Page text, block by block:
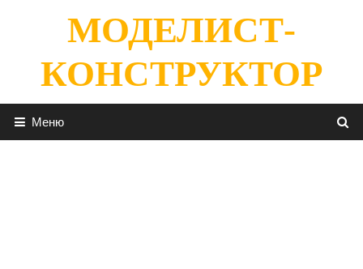
содержимомуМОДЕЛИСТ-
КОНСТРУКТОР
Меню